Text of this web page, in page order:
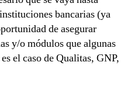
bancarias (ya
de asegurar
y/o módulos que algunas
el caso de Qualitas, GNP,